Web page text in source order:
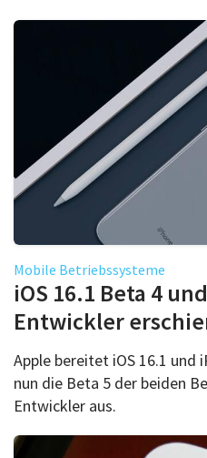
Mobile Betriebssysteme
iOS 16.1 Beta 4
Entwickler
Apple bereitet iOS 16.1 und
nun die Beta 5 der beiden
Entwickler aus.